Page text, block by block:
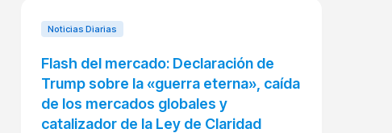
Noticias Diarias
Flash del mercado: Declaración de
Trump sobre la «guerra eterna», caída
de los mercados globales y
catalizador de la Ley de Claridad